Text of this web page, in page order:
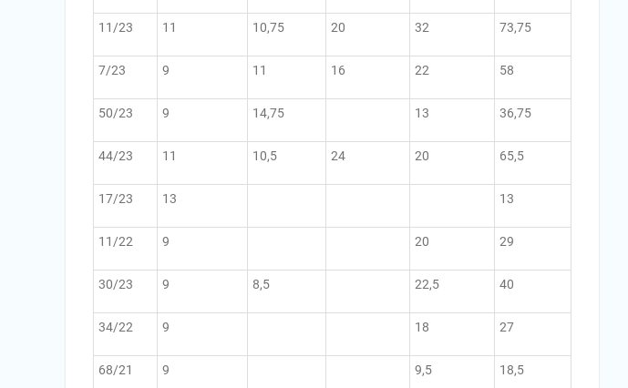
11/23 11 10,75 20 32 73,75
7/23 9 11 16 22 58
50/23 9 14,75 13 36,75
44/23 11 10,5 24 20 65,5
17/23 13 13
11/22 9 20 29
30/23 9 8,5 22,5 40
34/22 9 18 27
68/21 9 9,5 18,5